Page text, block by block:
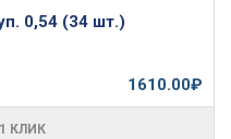
0,54 (34 шт.)
1610.00₽
КЛИК